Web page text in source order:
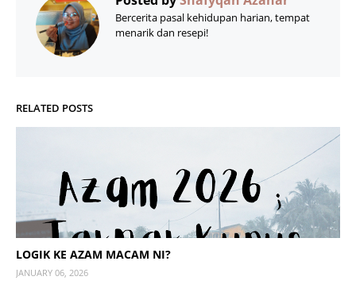
Bercerita pasal kehidupan harian, tempat
menarik dan resepi!
RELATED POSTS
LOGIK KE AZAM MACAM NI?
JANUARY 06, 2026